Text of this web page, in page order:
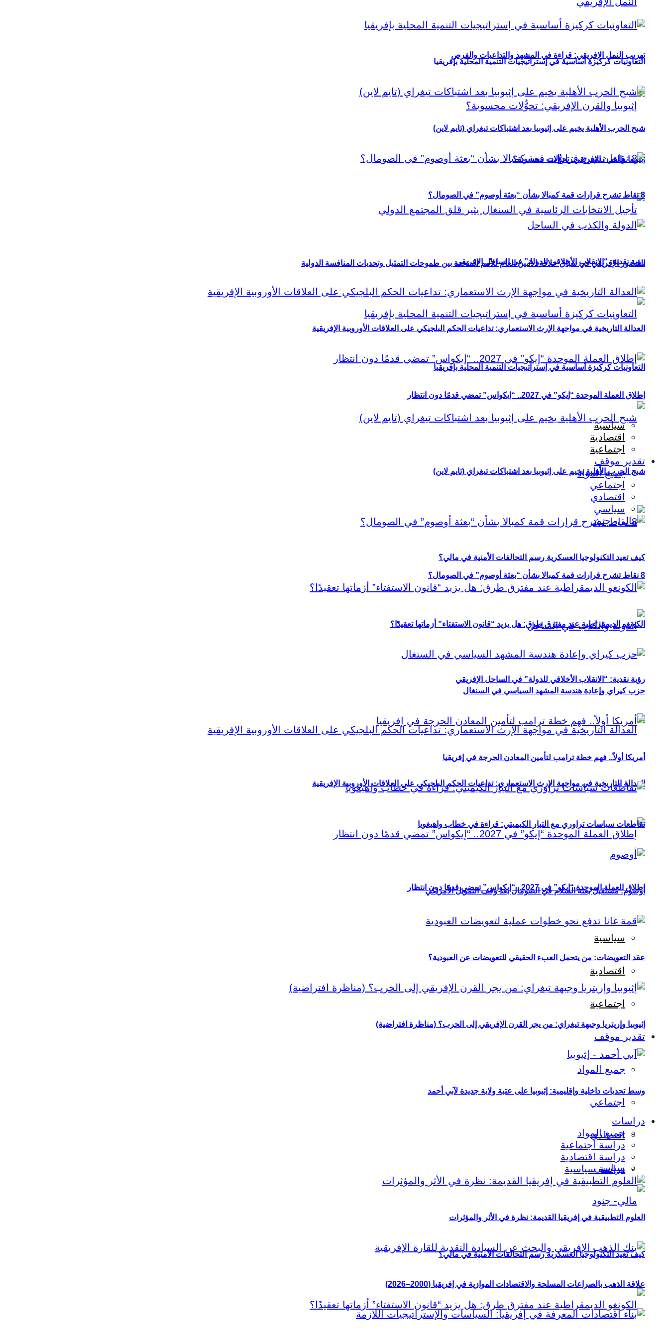
تهريب النمل الإفريقي: قراءة في المشهد والتداعيات والفرص
إثيوبيا والقرن الإفريقي: تحوُّلات محسوبة؟
الحضور الإفريقي في سباق خلافة الأمين العام للأمم المتحدة بين طموحات التمثيل وتحديات المنافسة الدولية
التعاونيات كركيزة أساسية في إستراتيجيات التنمية المحلية بإفريقيا
شبح الحرب الأهلية يخيم على إثيوبيا بعد اشتباكات تيغراي (تايم لاين)
8 نقاط تشرح قرارات قمة كمبالا بشأن “بعثة أوصوم” في الصومال؟
رؤية نقدية: “الانقلاب الأخلاقي للدولة” في الساحل الإفريقي
العدالة التاريخية في مواجهة الإرث الاستعماري: تداعيات الحكم البلجيكي على العلاقات الأوروبية الإفريقية
إطلاق العملة الموحدة “إيكو” في 2027.. “إيكواس” تمضي قدمًا دون انتظار
سياسية
اقتصادية
اجتماعية
تقدير موقف
جميع المواد
اجتماعي
اقتصادي
سياسي
كيف تعيد التكنولوجيا العسكرية رسم التحالفات الأمنية في مالي؟
التعاونيات كركيزة أساسية في إستراتيجيات التنمية المحلية بإفريقيا
شبح الحرب الأهلية يخيم على إثيوبيا بعد اشتباكات تيغراي (تايم لاين)
8 نقاط تشرح قرارات قمة كمبالا بشأن “بعثة أوصوم” في الصومال؟
رؤية نقدية: “الانقلاب الأخلاقي للدولة” في الساحل الإفريقي
العدالة التاريخية في مواجهة الإرث الاستعماري: تداعيات الحكم البلجيكي على العلاقات الأوروبية الإفريقية
إطلاق العملة الموحدة “إيكو” في 2027.. “إيكواس” تمضي قدمًا دون انتظار
سياسية
اقتصادية
اجتماعية
تقدير موقف
جميع المواد
اجتماعي
اقتصادي
سياسي
كيف تعيد التكنولوجيا العسكرية رسم التحالفات الأمنية في مالي؟
الكونغو الديمقراطية عند مفترق طرق: هل يزيد “قانون الاستفتاء” أزماتها تعقيدًا؟
حزب كيراي وإعادة هندسة المشهد السياسي في السنغال
أمريكا أولاً.. فهم خطة ترامب لتأمين المعادن الحرجة في إفريقيا
تقاطعات سياسات تراوري مع التيار الكيميتي: قراءة في خطاب واهيغويا
أوصوم: مستقبل بعثة السلام في الصومال بعد وقف التمويل الأمريكي
عقد التعويضات: من يتحمل العبء الحقيقي للتعويضات عن العبودية؟
إثيوبيا وإريتريا وجبهة تيغراي: من يجر القرن الإفريقي إلى الحرب؟ (مناظرة افتراضية)
وسط تحديات داخلية وإقليمية: إثيوبيا على عتبة ولاية جديدة لآبي أحمد
دراسات
جميع المواد
دراسة اجتماعية
دراسة اقتصادية
دراسة سياسية
العلوم التطبيقية في إفريقيا القديمة: نظرة في الأثر والمؤثرات
علاقة الذهب بالصراعات المسلحة والاقتصادات الموازية في إفريقيا (2000–2026)